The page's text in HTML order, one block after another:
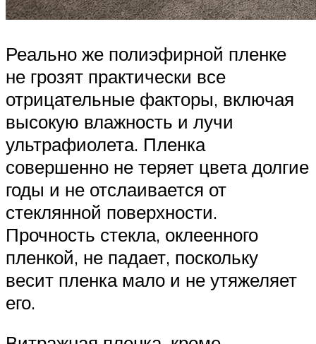
Реально же полиэфирной пленке
не грозят практически все
отрицательные факторы, включая
высокую влажность и лучи
ультрафиолета. Пленка
совершенно не теряет цвета долгие
годы и не отслаивается от
стеклянной поверхности.
Прочность стекла, оклеенного
пленкой, не падает, поскольку
весит пленка мало и не утяжеляет
его.